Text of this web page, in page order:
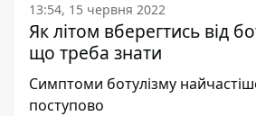
13:54, 15 червня 2022
Як літом вберегтись від
що треба знати
Симптоми ботулізму
поступово